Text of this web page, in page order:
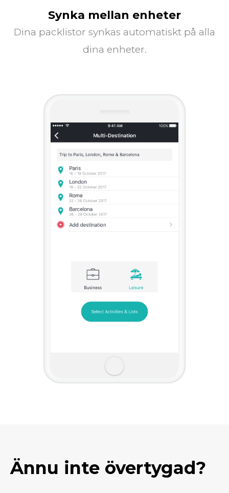
Synka mellan enheter
Dina packlistor synkas automatiskt på alla
dina enheter.
Ännu inte övertygad?